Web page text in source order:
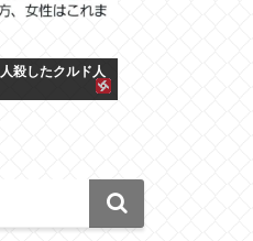
殺したクルド人